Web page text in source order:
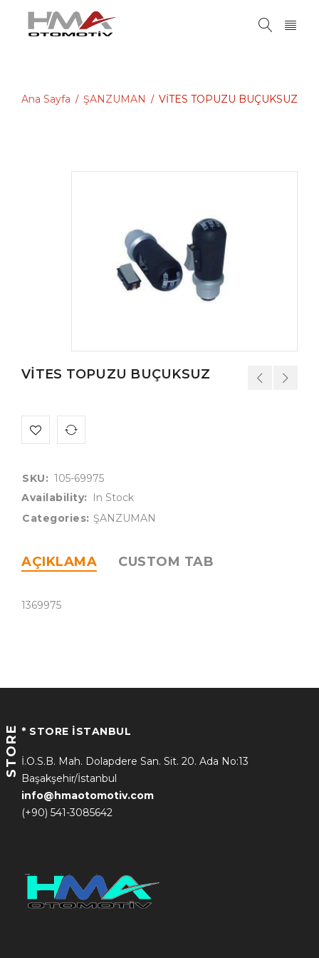
Ana Sayfa / ŞANZUMAN / VİTES TOPUZU BUÇUKSUZ
VİTES TOPUZU BUÇUKSUZ
SKU: 105-69975
Availability:
In Stock
Categories: ŞANZUMAN
AÇIKLAMA CUSTOM TAB
1369975
STORE * STORE İSTANBUL
İ.O.S.B. Mah. Dolapdere San. Sit. 20. Ada No:13
Başakşehir/İstanbul
info@hmaotomotiv.com
(+90) 541-3085642